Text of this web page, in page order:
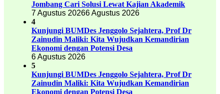
Jombang Cari Solusi Lewat Kajian Akademik
7 Agustus 20266 Agustus 2026
4
Kunjungi BUMDes Jenggolo Sejahtera, Prof Dr
Zainudin Maliki: Kita Wujudkan Kemandirian
Ekonomi dengan Potensi Desa
6 Agustus 2026
5
Kunjungi BUMDes Jenggolo Sejahtera, Prof Dr
Zainudin Maliki: Kita Wujudkan Kemandirian
Ekonomi dengan Potensi Desa